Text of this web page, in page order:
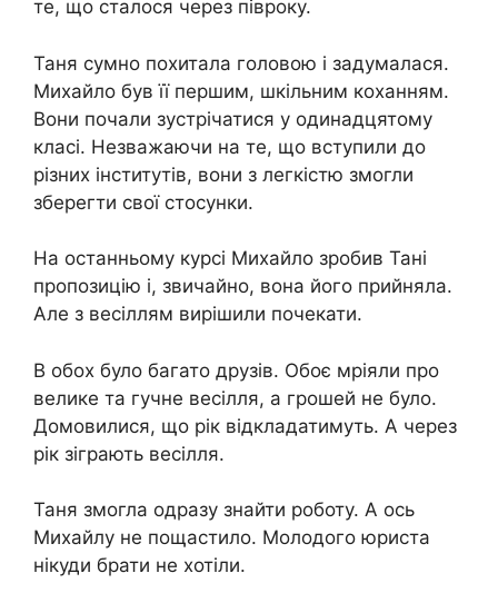
те, що сталося через півроку.
Таня сумно похитала головою і задумалася.
Михайло був її першим, шкільним коханням.
Вони почали зустрічатися у одинадцятому
класі. Незважаючи на те, що вступили до
різних інститутів, вони з легкістю змогли
зберегти свої стосунки.
На останньому курсі Михайло зробив Тані
пропозицію і, звичайно, вона його прийняла.
Але з весіллям вирішили почекати.
В обох було багато друзів. Обоє мріяли про
велике та гучне весілля, а грошей не було.
Домовилися, що рік відкладатимуть. А через
рік зіграють весілля.
Таня змогла одразу знайти роботу. А ось
Михайлу не пощастило. Молодого юриста
нікуди брати не хотіли.